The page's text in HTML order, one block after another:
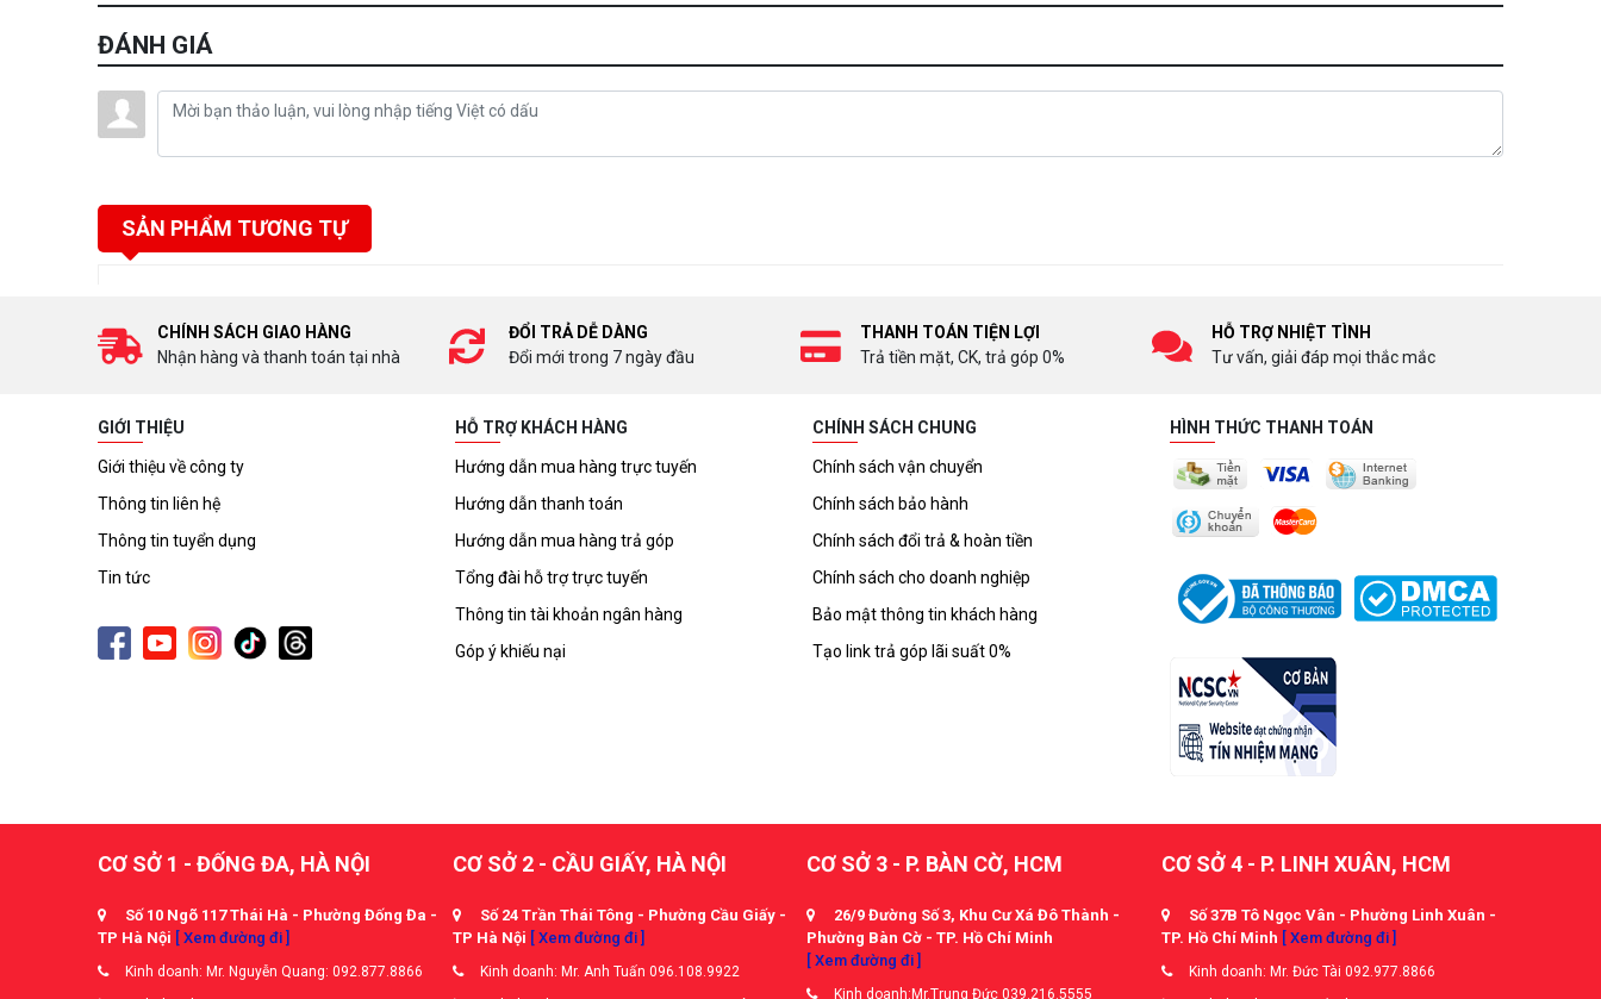
ĐÁNH GIÁ
SẢN PHẨM TƯƠNG TỰ
CHÍNH SÁCH GIAO HÀNG
Nhận hàng và thanh toán tại nhà
ĐỔI TRẢ DỄ DÀNG
Đổi mới trong 7 ngày đầu
THANH TOÁN TIỆN LỢI
Trả tiền mặt, CK, trả góp 0%
HỖ TRỢ NHIỆT TÌNH
Tư vấn, giải đáp mọi thắc mắc
GIỚI THIỆU
Giới thiệu về công ty
Thông tin liên hệ
Thông tin tuyển dụng
Tin tức
HỖ TRỢ KHÁCH HÀNG
Hướng dẫn mua hàng trực tuyến
Hướng dẫn thanh toán
Hướng dẫn mua hàng trả góp
Tổng đài hỗ trợ trực tuyến
Thông tin tài khoản ngân hàng
Góp ý khiếu nại
CHÍNH SÁCH CHUNG
Chính sách vận chuyển
Chính sách bảo hành
Chính sách đổi trả & hoàn tiền
Chính sách cho doanh nghiệp
Bảo mật thông tin khách hàng
Tạo link trả góp lãi suất 0%
HÌNH THỨC THANH TOÁN
CƠ SỞ 1 - ĐỐNG ĐA, HÀ NỘI
Số 10 Ngõ 117 Thái Hà - Phường Đống Đa -
TP Hà Nội [ Xem đường đi ]
Kinh doanh: Mr. Nguyễn Quang: 092.877.8866
CƠ SỞ 2 - CẦU GIẤY, HÀ NỘI
Số 24 Trần Thái Tông - Phường Cầu Giấy -
TP Hà Nội [ Xem đường đi ]
Kinh doanh: Mr. Anh Tuấn 096.108.9922
CƠ SỞ 3 - P. BÀN CỜ, HCM
26/9 Đường Số 3, Khu Cư Xá Đô Thành -
Phường Bàn Cờ - TP. Hồ Chí Minh
[ Xem đường đi ]
Kinh doanh:Mr.Trung Đức 039.216.5555
CƠ SỞ 4 - P. LINH XUÂN, HCM
Số 37B Tô Ngọc Vân - Phường Linh Xuân -
TP. Hồ Chí Minh [ Xem đường đi ]
Kinh doanh: Mr. Đức Tài 092.977.8866